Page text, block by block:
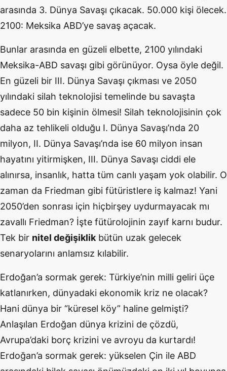
arasında 3. Dünya Savaşı çıkacak. 50.000 kişi ölecek.
2100: Meksika ABD’ye savaş açacak.
Bunlar arasında en güzeli elbette, 2100 yılındaki
Meksika-ABD savaşı gibi görünüyor. Oysa öyle değil.
En güzeli bir III. Dünya Savaşı çıkması ve 2050
yılındaki silah teknolojisi temelinde bu savaşta
sadece 50 bin kişinin ölmesi! Silah teknolojisinin çok
daha az tehlikeli olduğu I. Dünya Savaşı’nda 20
milyon, II. Dünya Savaşı’nda ise 60 milyon insan
hayatını yitirmişken, III. Dünya Savaşı ciddi ele
alınırsa, insanlık, hatta tüm canlı yaşam yok olabilir. O
zaman da Friedman gibi fütüristlere iş kalmaz! Yani
2050’den sonrası için hiçbirşey uydurmayacak mı
zavallı Friedman? İşte fütürolojinin zayıf karnı budur.
Tek bir nitel değişiklik bütün uzak gelecek
senaryolarını anlamsız kılabilir.
Erdoğan’a sormak gerek: Türkiye’nin milli geliri üçe
katlanırken, dünyadaki ekonomik kriz ne olacak?
Hani dünya bir “küresel köy” haline gelmişti?
Anlaşılan Erdoğan dünya krizini de çözdü,
Avrupa’daki borç krizini ve avroyu da kurtardı!
Erdoğan’a sormak gerek: yükselen Çin ile ABD